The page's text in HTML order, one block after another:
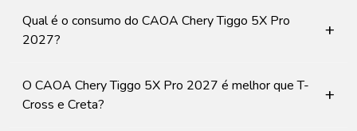
Qual é o consumo do CAOA Chery Tiggo 5X Pro
2027?
+
O CAOA Chery Tiggo 5X Pro 2027 é melhor que T-
Cross e Creta?
+